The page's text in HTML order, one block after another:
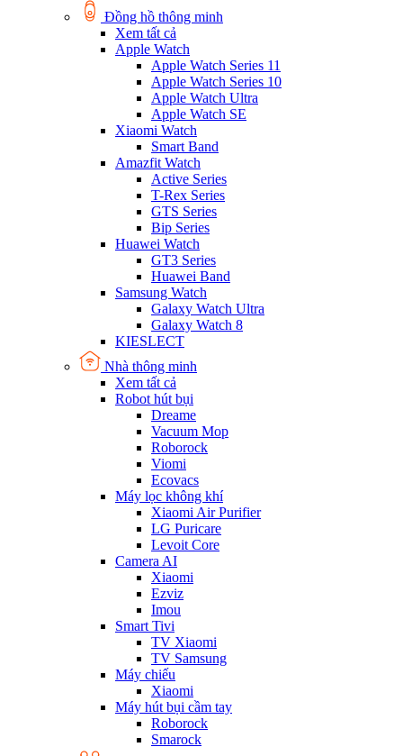
Đồng hồ thông minh
Xem tất cả
Apple Watch
Apple Watch Series 11
Apple Watch Series 10
Apple Watch Ultra
Apple Watch SE
Xiaomi Watch
Smart Band
Amazfit Watch
Active Series
T-Rex Series
GTS Series
Bip Series
Huawei Watch
GT3 Series
Huawei Band
Samsung Watch
Galaxy Watch Ultra
Galaxy Watch 8
KIESLECT
Nhà thông minh
Xem tất cả
Robot hút bụi
Dreame
Vacuum Mop
Roborock
Viomi
Ecovacs
Máy lọc không khí
Xiaomi Air Purifier
LG Puricare
Levoit Core
Camera AI
Xiaomi
Ezviz
Imou
Smart Tivi
TV Xiaomi
TV Samsung
Máy chiếu
Xiaomi
Máy hút bụi cầm tay
Roborock
Smarock